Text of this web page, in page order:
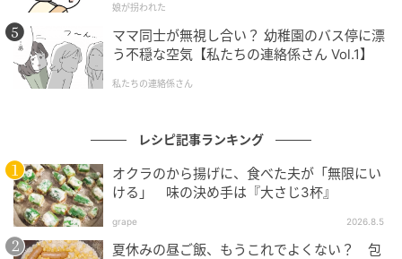
娘が拐われた
ママ同士が無視し合い？ 幼稚園のバス停に漂
う不穏な空気【私たちの連絡係さん Vol.1】
私たちの連絡係さん
レシピ記事ランキング
オクラのから揚げに、食べた夫が「無限にい
ける」 味の決め手は『大さじ3杯』
grape 2026.8.5
夏休みの昼ご飯、もうこれでよくない？ 包